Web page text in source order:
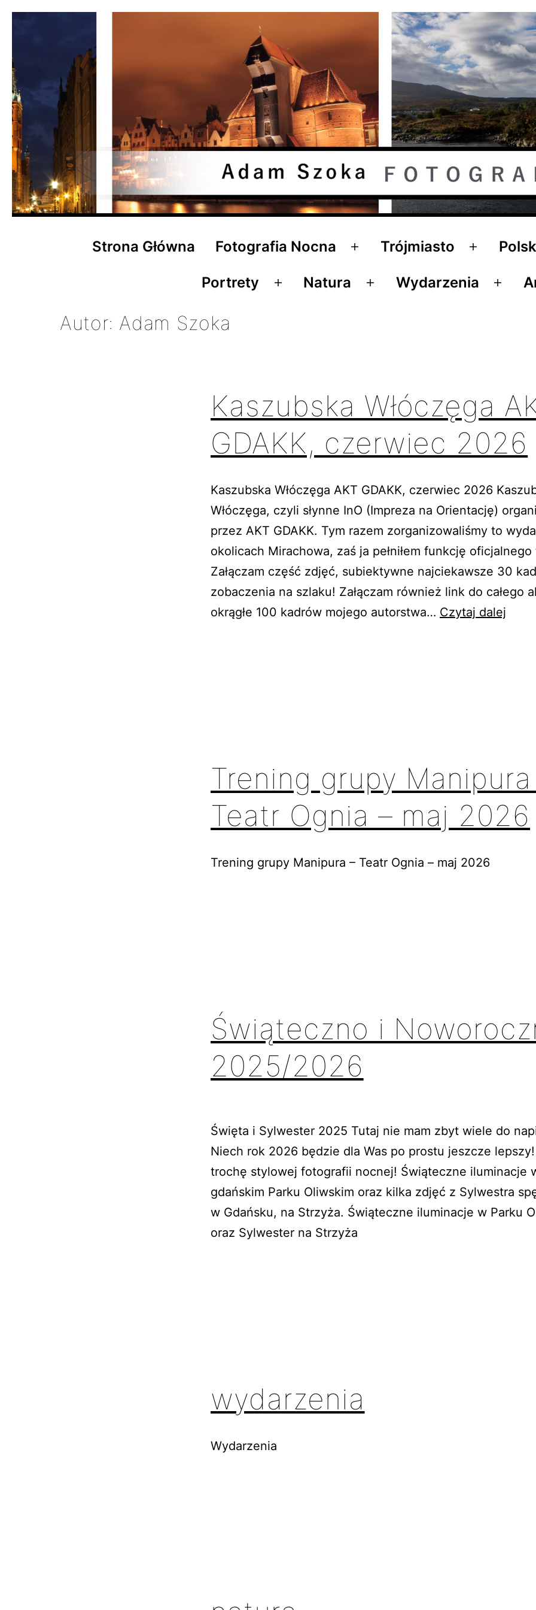
treści
Strona Główna Fotografia Nocna
RozwińTrójmiasto
Rozwiń
Portrety
RozwińNatura
RozwińWydarzenia
Autor: Adam Szoka
Kaszubska Włóczęga
GDAKK, czerwiec 2026
Kaszubska Włóczęga AKT GDAKK, czerwiec 2026
Włóczęga, czyli słynne InO (Impreza na Orientację)
przez AKT GDAKK. Tym razem zorganizowaliśmy to
okolicach Mirachowa, zaś ja pełniłem funkcję
Załączam część zdjęć, subiektywne najciekawsze 30
zobaczenia na szlaku! Załączam również link do całego
okrągłe 100 kadrów mojego autorstwa… Czytaj dalej
Trening grupy
Teatr Ognia – maj 2026
Trening grupy Manipura – Teatr Ognia – maj 2026
Świąteczno i
2025/2026
Święta i Sylwester 2025 Tutaj nie mam zbyt wiele do
Niech rok 2026 będzie dla Was po prostu jeszcze
trochę stylowej fotografii nocnej! Świąteczne iluminacje
gdańskim Parku Oliwskim oraz kilka zdjęć z Sylwestra
w Gdańsku, na Strzyża. Świąteczne iluminacje w Parku
oraz Sylwester na Strzyża
wydarzenia
Wydarzenia